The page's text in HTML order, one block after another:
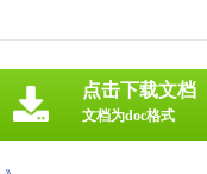
点击下载文档
文档为doc格式